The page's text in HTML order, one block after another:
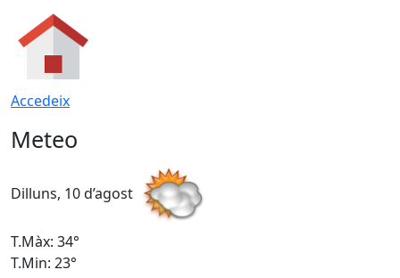
Accedeix
Meteo
Dilluns, 10 d’agost
T.Màx: 34°
T.Min: 23°